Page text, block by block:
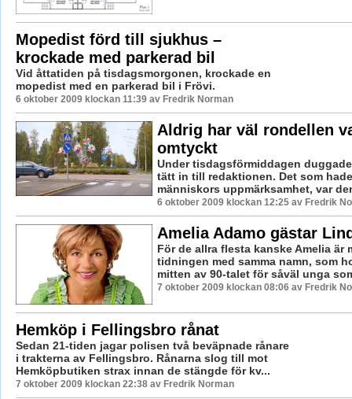
Mopedist förd till sjukhus –
krockade med parkerad bil
Vid åttatiden på tisdagsmorgonen, krockade en
mopedist med en parkerad bil i Frövi.
6 oktober 2009 klockan 11:39 av Fredrik Norman
Aldrig har väl rondellen
omtyckt
Under tisdagsförmiddagen
tätt in till redaktionen. Det som
människors uppmärksamhet, var
6 oktober 2009 klockan 12:25 av Fredrik
Amelia Adamo gästar
För de allra flesta kanske Amelia är
tidningen med samma namn, som
mitten av 90-talet för såväl unga
7 oktober 2009 klockan 08:06 av Fredrik
Hemköp i Fellingsbro rånat
Sedan 21-tiden jagar polisen två beväpnade rånare
i trakterna av Fellingsbro. Rånarna slog till mot
Hemköpbutiken strax innan de stängde för kv...
7 oktober 2009 klockan 22:38 av Fredrik Norman